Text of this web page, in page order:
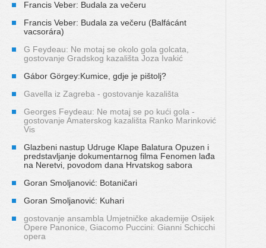
Francis Veber: Budala za večeru
Francis Veber: Budala za večeru (Balfácánt
vacsorára)
G Feydeau: Ne motaj se okolo gola golcata,
gostovanje Gradskog kazališta Joza Ivakić
Gábor Görgey:Kumice, gdje je pištolj?
Gavella iz Zagreba - gostovanje kazališta
Georges Feydeau: Ne motaj se po kući gola -
gostovanje Amaterskog kazališta Ranko Marinković
Vis
Glazbeni nastup Udruge Klape Balatura Opuzen i
predstavljanje dokumentarnog filma Fenomen lađa
na Neretvi, povodom dana Hrvatskog sabora
Goran Smoljanović: Botaničari
Goran Smoljanović: Kuhari
gostovanje ansambla Umjetničke akademije Osijek
Opere Panonice, Giacomo Puccini: Gianni Schicchi
opera